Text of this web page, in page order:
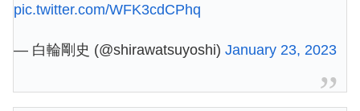
pic.twitter.com/WFK3cdCPhq
— 白輪剛史 (@shirawatsuyoshi) January 23, 2023